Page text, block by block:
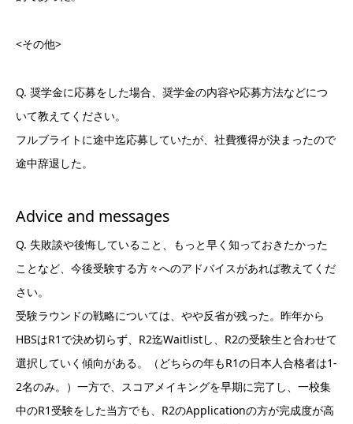
<その他>
Q. 奨学金に応募をした場合、奨学金の内容や応募方法などにつ
いて教えてください。
フルブライトに途中迄応募していたが、社費獲得が決まったので
途中辞退した。
Advice and messages
Q. 失敗談や後悔していること、もっと早く知っておきたかった
ことなど、今後受験する方々へのアドバイスがあれば教えてくだ
さい。
受験ラウンドの戦略については、やや反省が残った。昨年から
HBSはR1で決め切らず、R2迄Waitlistし、R2の受験生と合わせて
選択していく傾向がある。（どちらの年もR1の日本人合格者は1-
2名のみ。）一方で、スコアメイキングを早期に完了し、一校集
中のR1受験をした当方でも、R2のApplicationの方が完成度が高